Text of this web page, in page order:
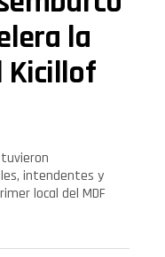
la
Kicillof
intendentes y
local del MDF